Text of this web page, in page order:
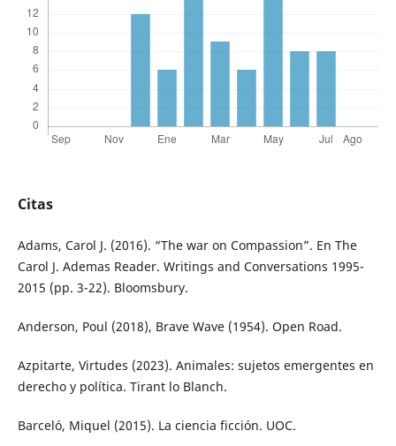
Citas
Adams, Carol J. (2016). “The war on Compassion”. En The
Carol J. Ademas Reader. Writings and Conversations 1995-
2015 (pp. 3-22). Bloomsbury.
Anderson, Poul (2018), Brave Wave (1954). Open Road.
Azpitarte, Virtudes (2023). Animales: sujetos emergentes en
derecho y política. Tirant lo Blanch.
Barceló, Miquel (2015). La ciencia ficción. UOC.